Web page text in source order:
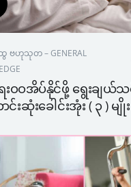
ဟုသုတ – GENERAL
းဝဝအိပ်နိုင်ဖို့ ရွေးချယ်
းဆုံးခေါင်းအုံး ( ၃ ) မျိုး